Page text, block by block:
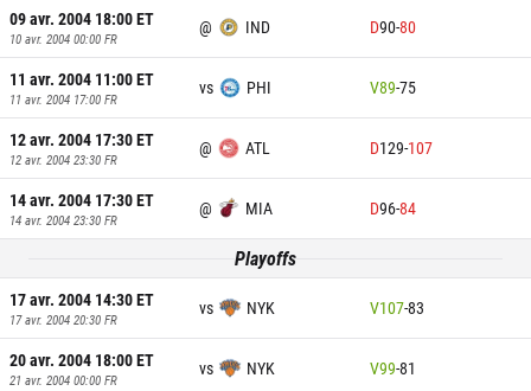
09 avr. 2004 18:00ET
10 avr. 2004 00:00 FR
@ IND D90-80
11 avr. 2004 11:00ET
11 avr. 2004 17:00 FR
vs PHI V89-75
12 avr. 2004 17:30ET
12 avr. 2004 23:30 FR
@ ATL D129-107
14 avr. 2004 17:30ET
14 avr. 2004 23:30 FR
@ MIA D96-84
Playoffs
17 avr. 2004 14:30ET
17 avr. 2004 20:30 FR
vs NYK V107-83
20 avr. 2004 18:00ET
21 avr. 2004 00:00 FR
vs NYK V99-81